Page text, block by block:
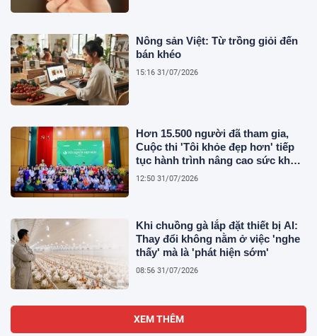
Nông sản Việt: Từ trồng giỏi đến
bán khéo
15:16 31/07/2026
Hơn 15.500 người đã tham gia,
Cuộc thi 'Tôi khỏe đẹp hơn' tiếp
tục hành trình nâng cao sức khỏe
người Việt
12:50 31/07/2026
Khi chuồng gà lắp đặt thiết bị AI:
Thay đổi không nằm ở việc 'nghe
thấy' mà là 'phát hiện sớm'
08:56 31/07/2026
XEM THÊM